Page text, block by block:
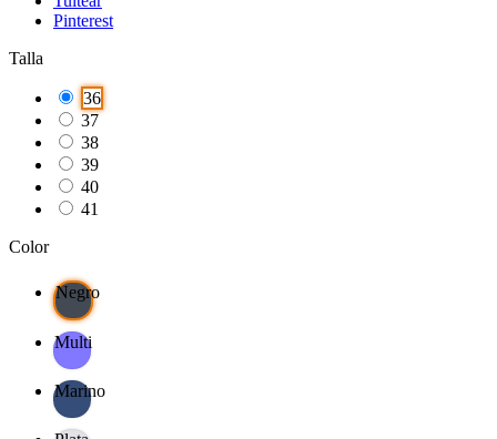
Pinterest
Talla
36
37
38
39
40
41
Color
Negro
Multi
Marino